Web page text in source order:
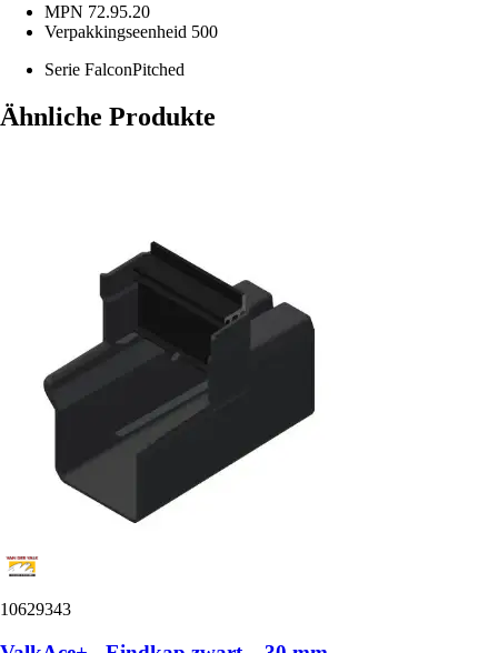
MPN 72.95.20
Verpakkingseenheid 500
Serie FalconPitched
Ähnliche Produkte
10629343